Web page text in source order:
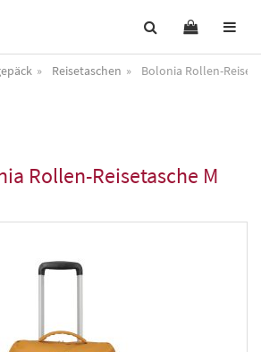
Reisetaschen Bolonia Rollen-
Rollen-Reisetasche M